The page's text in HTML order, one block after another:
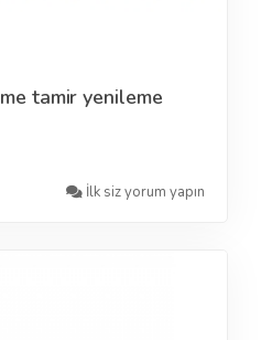
tamir yenileme
İlk siz yorum yapın